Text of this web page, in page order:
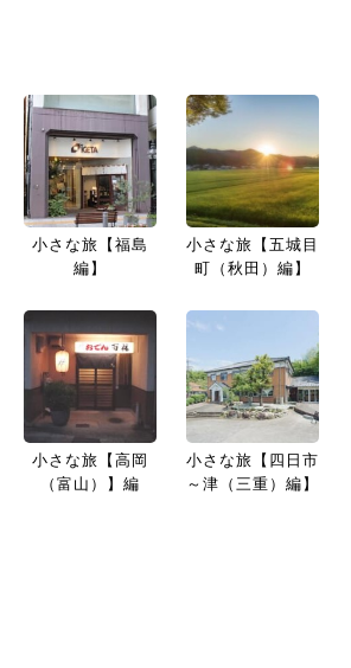
小さな旅【福島
編】
小さな旅【五城目
町（秋田）編】
小さな旅【高岡
（富山）】編
小さな旅【四日市
～津（三重）編】